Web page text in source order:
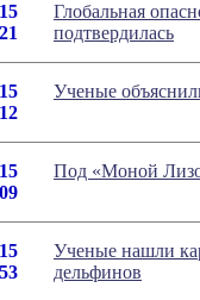
Глобальная
подтвердилась
Ученые
Под «Моной
Ученые нашли
дельфинов